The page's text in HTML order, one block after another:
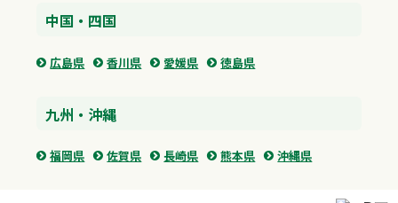
中国・四国
広島県 香川県 愛媛県 徳島県
九州・沖縄
福岡県 佐賀県 長崎県 熊本県 沖縄県